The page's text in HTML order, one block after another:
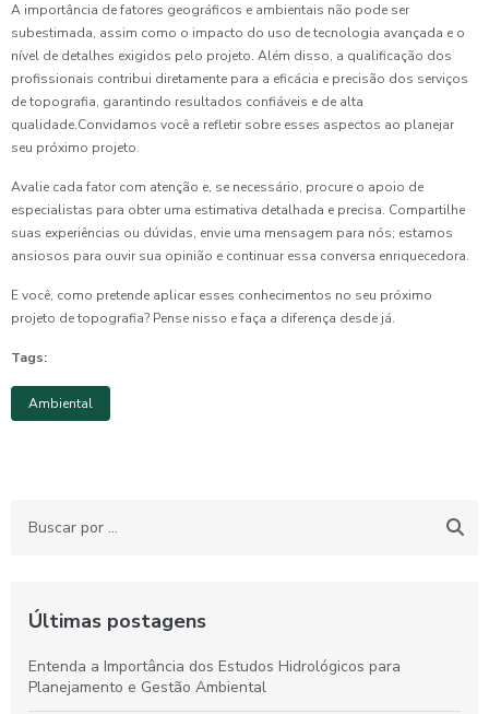
A importância de fatores geográficos e ambientais não pode ser
subestimada, assim como o impacto do uso de tecnologia avançada e o
nível de detalhes exigidos pelo projeto. Além disso, a qualificação dos
profissionais contribui diretamente para a eficácia e precisão dos serviços
de topografia, garantindo resultados confiáveis e de alta
qualidade.Convidamos você a refletir sobre esses aspectos ao planejar
seu próximo projeto.
Avalie cada fator com atenção e, se necessário, procure o apoio de
especialistas para obter uma estimativa detalhada e precisa. Compartilhe
suas experiências ou dúvidas, envie uma mensagem para nós; estamos
ansiosos para ouvir sua opinião e continuar essa conversa enriquecedora.
E você, como pretende aplicar esses conhecimentos no seu próximo
projeto de topografia? Pense nisso e faça a diferença desde já.
Tags:
Ambiental
Últimas postagens
Entenda a Importância dos Estudos Hidrológicos para
Planejamento e Gestão Ambiental